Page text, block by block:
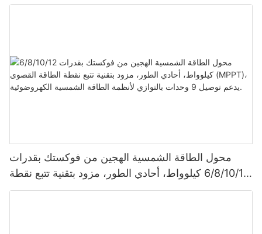
محول الطاقة الشمسية الهجين من فوكستك بقدرات
6/8/10/12 كيلوواط، أحادي الطور، مزود بتقنية تتبع نقطة
الطاقة القصوى (MPPT)، يدعم توصيل 9 وحدات بالتوازي